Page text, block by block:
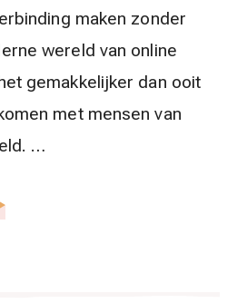
maken zonder
wereld van online
gemakkelijker dan ooit
met mensen van
…